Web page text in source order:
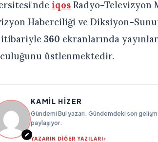
iqos Radyo–Televizyon
Haberciliği ve
itibariyle 360 ekranlarında
üstlenmektedir.
KAMIL HIZER
Gündemi Bul yazarı. Gündemdeki son
paylaşıyor.
YAZARIN DİĞER YAZILARI